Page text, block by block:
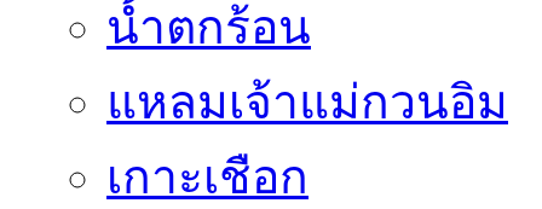
น้ำตกร้อน
แหลมเจ้าแม่กวนอิม
เกาะเชือก